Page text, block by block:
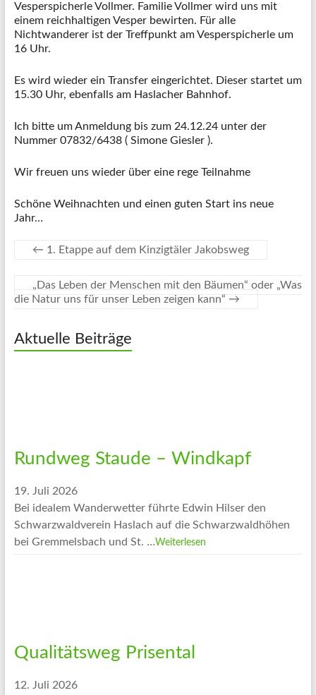
Vesperspicherle Vollmer. Familie Vollmer wird uns mit
einem reichhaltigen Vesper bewirten. Für alle
Nichtwanderer ist der Treffpunkt am Vesperspicherle um
16 Uhr.
Es wird wieder ein Transfer eingerichtet. Dieser startet um
15.30 Uhr, ebenfalls am Haslacher Bahnhof.
Ich bitte um Anmeldung bis zum 24.12.24 unter der
Nummer 07832/6438 ( Simone Giesler ).
Wir freuen uns wieder über eine rege Teilnahme
Schöne Weihnachten und einen guten Start ins neue
Jahr…
← 1. Etappe auf dem Kinzigtäler Jakobsweg
„Das Leben der Menschen mit den Bäumen“ oder „Was
die Natur uns für unser Leben zeigen kann“ →
Aktuelle Beiträge
Rundweg Staude – Windkapf
19. Juli 2026
Bei idealem Wanderwetter führte Edwin Hilser den
Schwarzwaldverein Haslach auf die Schwarzwaldhöhen
bei Gremmelsbach und St. …Weiterlesen
Qualitätsweg Prisental
12. Juli 2026